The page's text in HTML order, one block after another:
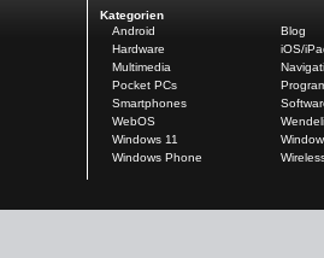
Kategorien
Android
Blog
Hardware
iOS/
Multimedia
Pocket PCs
Smartphones
WebOS
Windows 11
Windows Phone